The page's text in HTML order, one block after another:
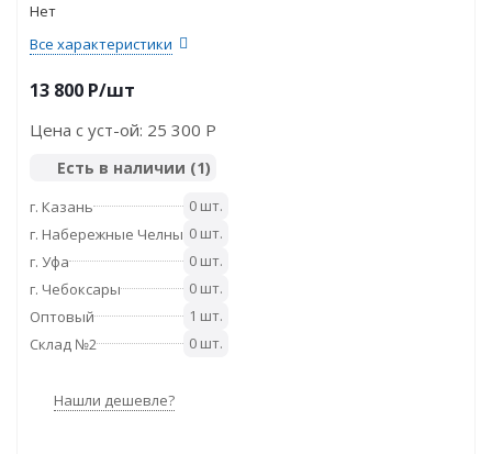
Нет
Все характеристики
13 800 P/шт
Цена с уст-ой: 25 300 P
Есть в наличии (1)
г. Казань
0 шт.
г. Набережные Челны 0 шт.
г. Уфа
0 шт.
г. Чебоксары
0 шт.
Оптовый
1 шт.
Склад №2
0 шт.
Нашли дешевле?